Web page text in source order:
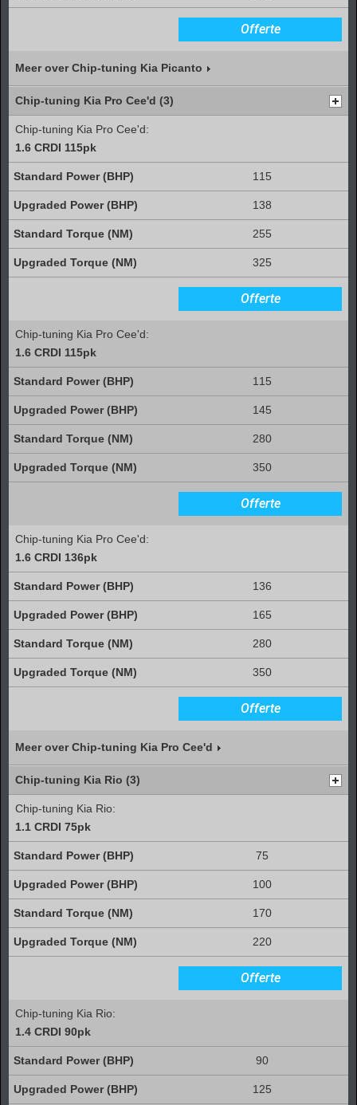
Offerte
Meer over Chip-tuning Kia Picanto
Chip-tuning Kia Pro Cee'd (3)
Chip-tuning Kia Pro Cee'd:
1.6 CRDI 115pk
115
138
255
325
Offerte
Chip-tuning Kia Pro Cee'd:
1.6 CRDI 115pk
115
145
280
350
Offerte
Chip-tuning Kia Pro Cee'd:
1.6 CRDI 136pk
136
165
280
350
Offerte
Meer over Chip-tuning Kia Pro Cee'd
Chip-tuning Kia Rio (3)
Chip-tuning Kia Rio:
1.1 CRDI 75pk
75
100
170
220
Offerte
Chip-tuning Kia Rio:
1.4 CRDI 90pk
90
125